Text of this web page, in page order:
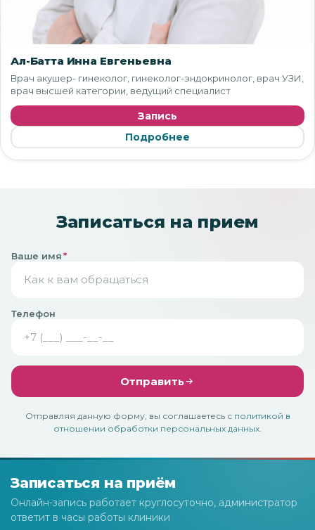
Ал-Батта Инна Евгеньевна
Врач акушер- гинеколог, гинеколог-эндокринолог, врач УЗИ,
врач высшей категории, ведущий специалист
Запись
Подробнее
Записаться на прием
Ваше имя*
Телефон
Отправить
Отправляя данную форму, вы соглашаетесь с политикой в
отношении обработки персональных данных
Записаться на приём
Онлайн-запись работает круглосуточно, администратор
ответит в часы работы клиники